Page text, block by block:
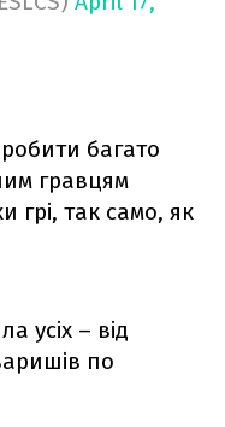
багато
гравцям
грі, так само, як
усіх – від
по